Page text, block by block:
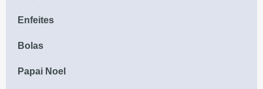
Enfeites
Bolas
Papai Noel